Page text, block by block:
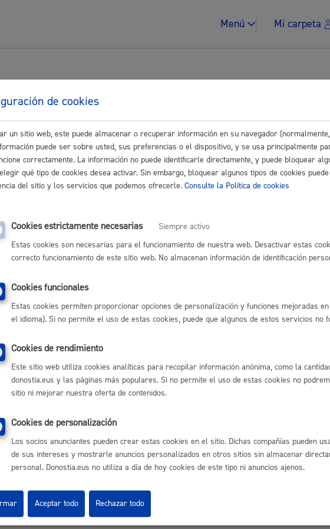
Menú Mi carpeta
Impuestos y
Espacio
Trámites
Registro de Entidades Ciudadanas:
Trámite no disponible o fuera de plazo. Si necesitas información, solicítala en
/ San Sebastián Enlaces útiles
Mapas -
Sala de prensa
/ San Sebastián Ijentea 1,
de cookies
un sitio web, este puede almacenar o recuperar información en su navegador
puede ser sobre usted, sus preferencias o el dispositivo, y se usa principalmente
correctamente. La información no puede identificarle directamente, y puede bloquear
qué tipo de cookies desea activar. Sin embargo, bloquear algunos tipos de cookies
del sitio y los servicios que podemos ofrecerle. Consulte la Política de cookies
Cookies estrictamente necesarias
Siempre activo
Estas cookies son necesarias para el funcionamiento de nuestra web. Desactivar estas
correcto funcionamiento de este sitio web. No almacenan información de identificación
Cookies funcionales
Estas cookies permiten proporcionar opciones de personalización y funciones mejoradas
el idioma). Si no permite el uso de estas cookies, puede que algunos de estos servicios no
Cookies de rendimiento
Este sitio web utiliza cookies analíticas para recopilar información anónima, como la
donostia.eus y las páginas más populares. Si no permite el uso de estas cookies no
sitio ni mejorar nuestra oferta de contenidos.
Cookies de personalización
Los socios anunciantes pueden crear estas cookies en el sitio. Dichas compañías pueden
de sus intereses y mostrarle anuncios personalizados en otros sitios sin almacenar
personal. Donostia.eus no utiliza a día de hoy cookies de este tipo ni anuncios ajenos.
Rechazar todo
Aceptar todo